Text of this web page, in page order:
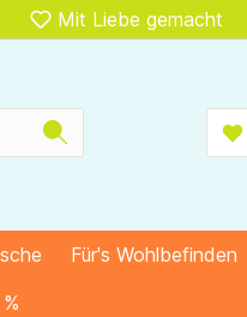
Mit Liebe gemacht
Für's Wohlbefinden